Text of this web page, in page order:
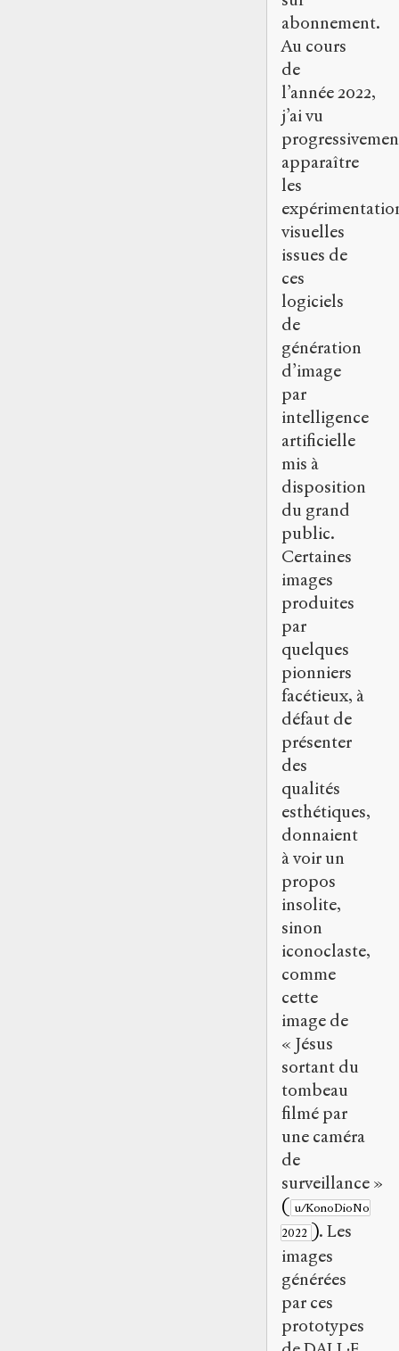
abonnement.
Au cours
de
l’année 2022,
j’ai vu
apparaître
les
visuelles
issues de
ces
logiciels
de
génération
d’image
par
intelligence
artificielle
mis à
disposition
du grand
public.
Certaines
images
produites
par
quelques
pionniers
facétieux, à
défaut de
présenter
des
qualités
esthétiques,
donnaient
à voir un
propos
insolite,
sinon
iconoclaste,
comme
cette
image de
« Jésus
sortant du
tombeau
filmé par
une caméra
de
surveillance »
( u/KonoDioNo
2022 ). Les
images
générées
par ces
prototypes